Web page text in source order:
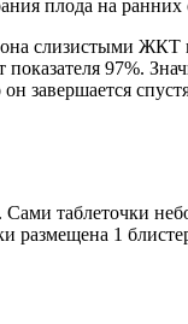
плода на ранних
слизистыми
97%.
завершается
таблеточки
размещена 1